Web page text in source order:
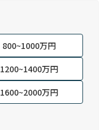
800~1000万円
1200~1400万円
1600~2000万円